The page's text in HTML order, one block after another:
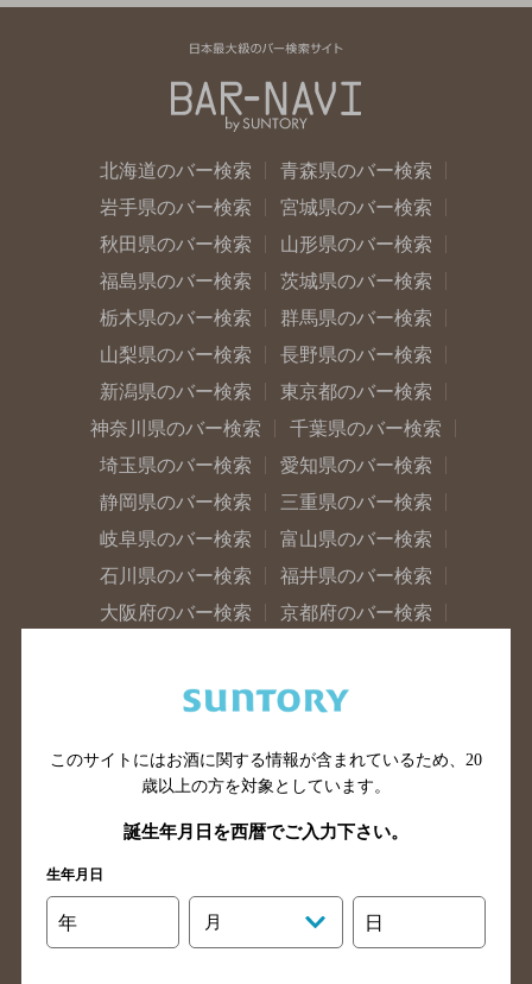
北海道のバー検索
青森県のバー検索
岩手県のバー検索
宮城県のバー検索
秋田県のバー検索
山形県のバー検索
福島県のバー検索
茨城県のバー検索
栃木県のバー検索
群馬県のバー検索
山梨県のバー検索
長野県のバー検索
新潟県のバー検索
東京都のバー検索
神奈川県のバー検索
千葉県のバー検索
埼玉県のバー検索
愛知県のバー検索
静岡県のバー検索
三重県のバー検索
岐阜県のバー検索
富山県のバー検索
石川県のバー検索
福井県のバー検索
大阪府のバー検索
京都府のバー検索
滋賀県のバー検索
和歌山県のバー検索
山口県のバー検索
鳥取県のバー検索
島根県のバー検索
徳島県のバー検索
香川県のバー検索
愛媛県のバー検索
高知県のバー検索
長崎県のバー検索
佐賀県のバー検索
大分県のバー検索
熊本県のバー検索
このサイトにはお酒に関する情報が含まれているため、 20
歳以上の方を対象としています。
誕生年月日を西暦でご入力下さい。
生年月日
年 月 日